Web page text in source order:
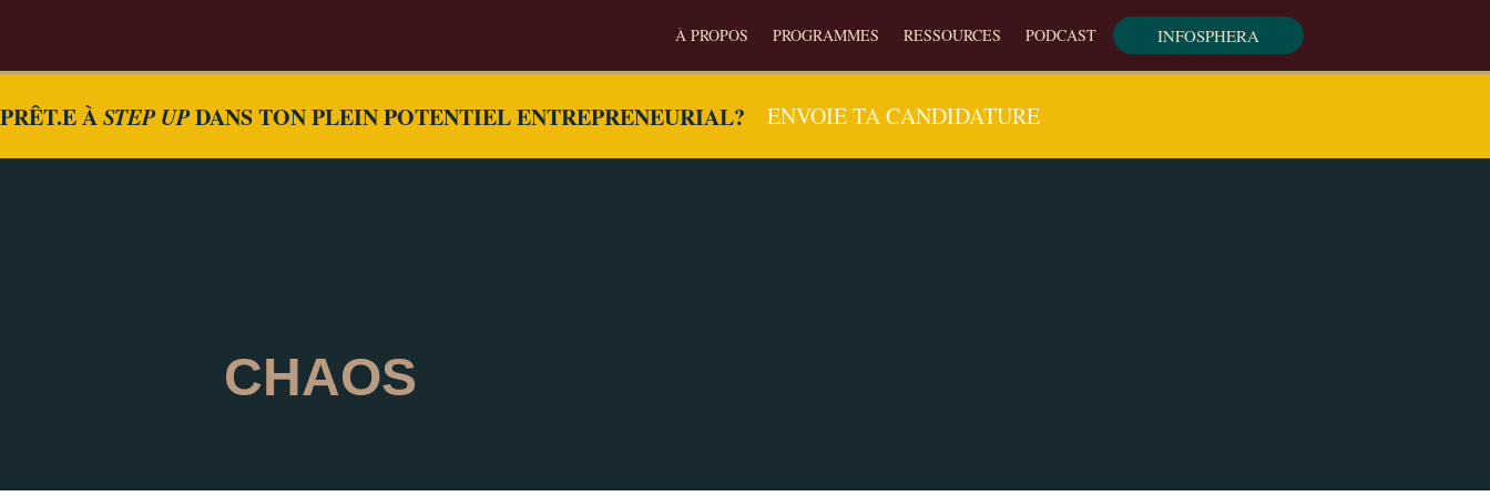
À PROPOS PROGRAMMES RESSOURCES PODCAST INFOSPHERA
PRÊT.E ÀSTEP UPDANS TON PLEIN POTENTIEL ENTREPRENEURIAL? ENVOIE TA CANDIDATURE
CHAOS